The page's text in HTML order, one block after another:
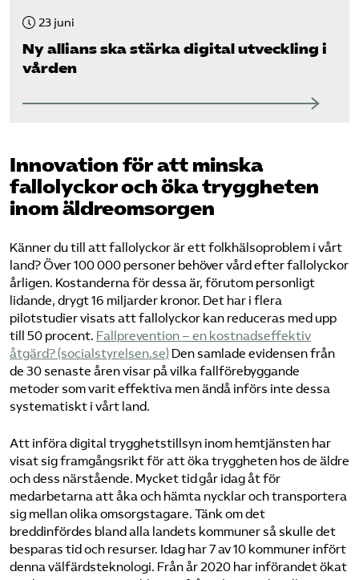
23 juni
Ny allians ska stärka digital utveckling i
vården
Innovation för att minska
fallolyckor och öka tryggheten
inom äldreomsorgen
Känner du till att fallolyckor är ett folkhälsoproblem i vårt
land? Över 100 000 personer behöver vård efter fallolyckor
årligen. Kostanderna för dessa är, förutom personligt
lidande, drygt 16 miljarder kronor. Det har i flera
pilotstudier visats att fallolyckor kan reduceras med upp
till 50 procent. Fallprevention – en kostnadseffektiv
åtgärd? (socialstyrelsen.se) Den samlade evidensen från
de 30 senaste åren visar på vilka fallförebyggande
metoder som varit effektiva men ändå införs inte dessa
systematiskt i vårt land.
Att införa digital trygghetstillsyn inom hemtjänsten har
visat sig framgångsrikt för att öka tryggheten hos de äldre
och dess närstående. Mycket tid går idag åt för
medarbetarna att åka och hämta nycklar och transportera
sig mellan olika omsorgstagare. Tänk om det
breddinfördes bland alla landets kommuner så skulle det
besparas tid och resurser. Idag har 7 av 10 kommuner infört
denna välfärdsteknologi. Från år 2020 har införandet ökat